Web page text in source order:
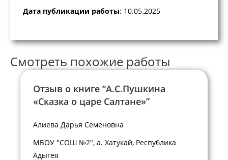
Дата публикации работы: 10.05.2025
Смотреть похожие работы
Отзыв о книге “А.С.Пушкина
«Сказка о царе Салтане»”
Алиева Дарья Семеновна
МБОУ "СОШ №2", а. Хатукай, Республика
Адыгея